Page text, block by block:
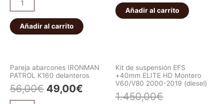
Añadir al carrito
Añadir al carrito
Pareja abarcones IRONMAN
PATROL K160 delanteros
56,00€ 49,00€
Kit de suspensión EFS
+40mm ELITE HD Montero
V60/V80 2000-2019 (diesel)
1.450,00€